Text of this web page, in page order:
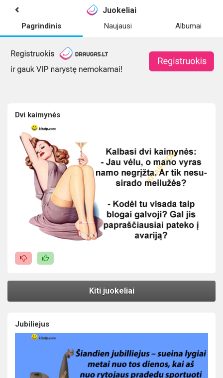
Juokeliai
Pagrindinis Naujausi Albumai
Dvi kaimynės
Kiti juokeliai
Jubiliejus